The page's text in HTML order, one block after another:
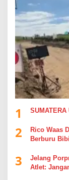
1 SUMATERA
2
Rico Waas
Berburu
3
Jelang
Atlet: